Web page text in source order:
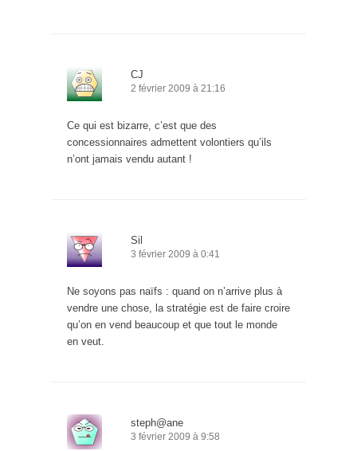
CJ
2 février 2009 à 21:16
Ce qui est bizarre, c’est que des
concessionnaires admettent volontiers qu’ils
n’ont jamais vendu autant !
Sil
3 février 2009 à 0:41
Ne soyons pas naïfs : quand on n’arrive plus à
vendre une chose, la stratégie est de faire croire
qu’on en vend beaucoup et que tout le monde
en veut.
steph@ane
3 février 2009 à 9:58